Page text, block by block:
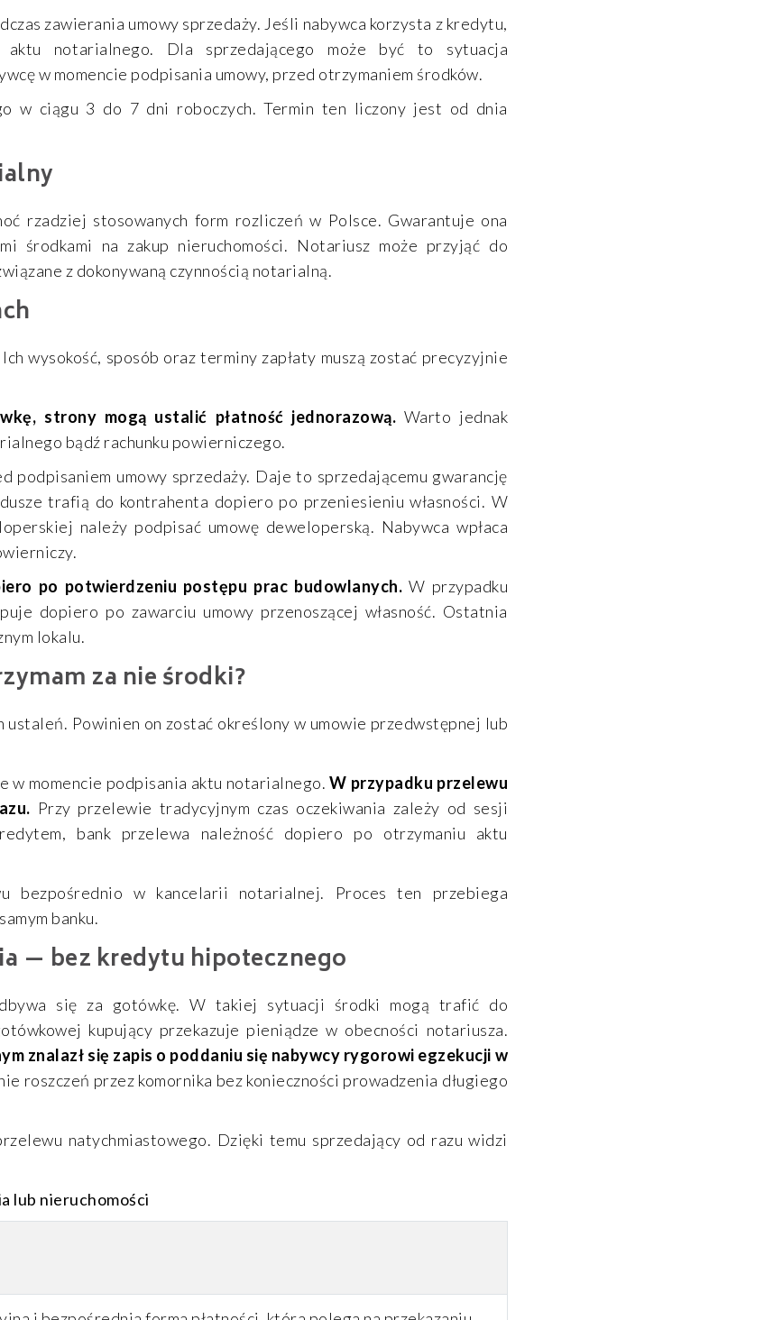
zawierania umowy sprzedaży. Jeśli nabywca korzysta z kredytu,
aktu notarialnego. Dla sprzedającego może być to sytuacja
w momencie podpisania umowy, przed otrzymaniem środków.
w ciągu 3 do 7 dni roboczych. Termin ten liczony jest od dnia
rzadziej stosowanych form rozliczeń w Polsce. Gwarantuje ona
środkami na zakup nieruchomości. Notariusz może przyjąć do
z dokonywaną czynnością notarialną.
wysokość, sposób oraz terminy zapłaty muszą zostać precyzyjnie
strony mogą ustalić płatność jednorazową. Warto jednak
bądź rachunku powierniczego.
podpisaniem umowy sprzedaży. Daje to sprzedającemu gwarancję
trafią do kontrahenta dopiero po przeniesieniu własności. W
należy podpisać umowę deweloperską. Nabywca wpłaca
po potwierdzeniu postępu prac budowlanych.W przypadku
dopiero po zawarciu umowy przenoszącej własność. Ostatnia
lokalu.
za nie środki?
Powinien on zostać określony w umowie przedwstępnej lub
w momencie podpisania aktu notarialnego. W przypadku przelewu
Przy przelewie tradycyjnym czas oczekiwania zależy od sesji
bank przelewa należność dopiero po otrzymaniu aktu
bezpośrednio w kancelarii notarialnej. Proces ten przebiega
banku.
— bez kredytu hipotecznego
się za gotówkę. W takiej sytuacji środki mogą trafić do
kupujący przekazuje pieniądze w obecności notariusza.
znalazł się zapis o poddaniu się nabywcy rygorowi egzekucji w
roszczeń przez komornika bez konieczności prowadzenia długiego
natychmiastowego. Dzięki temu sprzedający od razu widzi
lub nieruchomości